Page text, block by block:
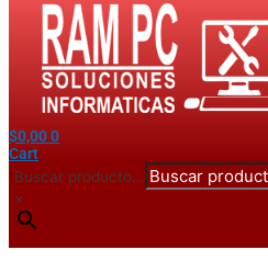
$0,000
Cart
Buscar producto...
×